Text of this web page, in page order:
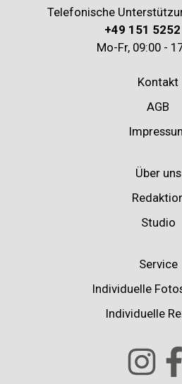
Telefonische
+49 151
Mo-Fr, 09:00 -
Kontakt
AGB
Über uns
Studio
Service
Individuelle
Individuelle